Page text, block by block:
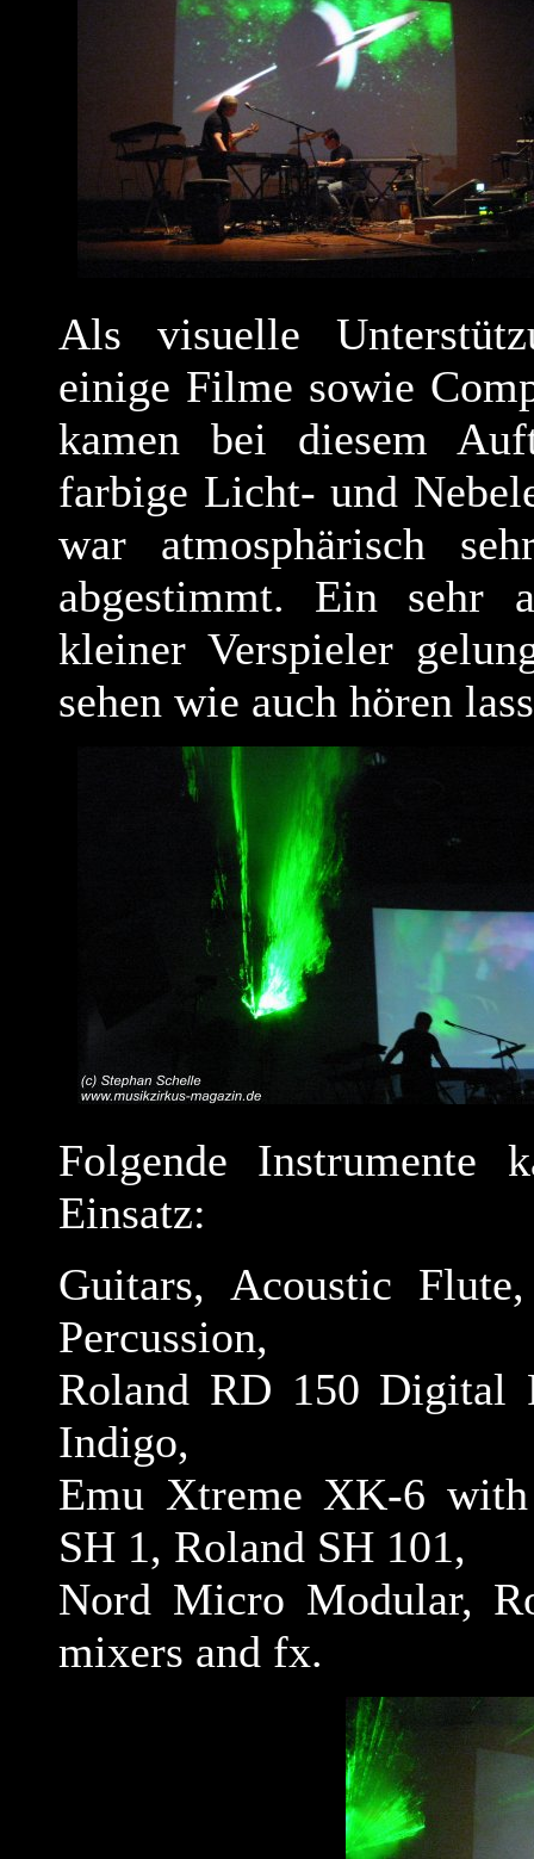
Als visuelle
einige Filme sowie
kamen bei diesem
farbige Licht- und
war atmosphärisch
abgestimmt. Ein sehr
kleiner Verspieler
sehen wie auch hören
Folgende Instrumente
Einsatz:
Guitars, Acoustic
Percussion,
Roland RD 150 Digital
Indigo,
Emu Xtreme XK-6 with
SH 1, Roland SH 101,
Nord Micro Modular,
mixers and fx.